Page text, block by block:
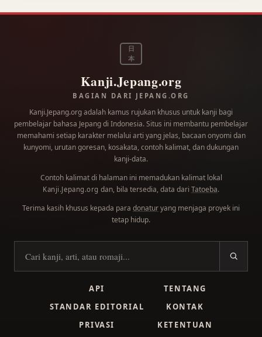
日
本
Kanji.Jepang.org
BAGIAN DARI JEPANG.ORG
Kanji.Jepang.org adalah kamus rujukan khusus untuk kanji bagi
pembelajar bahasa Jepang di Indonesia. Situs ini membantu pembelajar
memahami setiap karakter melalui arti yang jelas, bacaan onyomi dan
kunyomi, urutan goresan, kosakata, contoh kalimat, dan dukungan
kanji-data.
Contoh kalimat di halaman ini memadukan kalimat lokal
Kanji.Jepang.org dan, bila tersedia, data dari Tatoeba.
Terima kasih khusus kepada para donaturyang menjaga proyek ini
tetap hidup.
Cari kanji
API
TENTANG
STANDAR EDITORIAL
KONTAK
PRIVASI
KETENTUAN